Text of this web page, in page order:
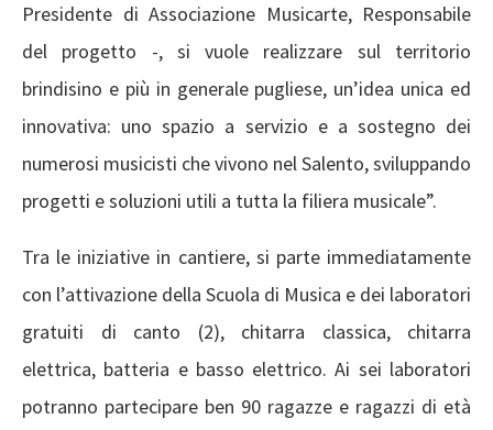
Presidente di Associazione Musicarte, Responsabile
del progetto -, si vuole realizzare sul territorio
brindisino e più in generale pugliese, un’idea unica ed
innovativa: uno spazio a servizio e a sostegno dei
numerosi musicisti che vivono nel Salento, sviluppando
progetti e soluzioni utili a tutta la filiera musicale”.
Tra le iniziative in cantiere, si parte immediatamente
con l’attivazione della Scuola di Musica e dei laboratori
gratuiti di canto (2), chitarra classica, chitarra
elettrica, batteria e basso elettrico. Ai sei laboratori
potranno partecipare ben 90 ragazze e ragazzi di età